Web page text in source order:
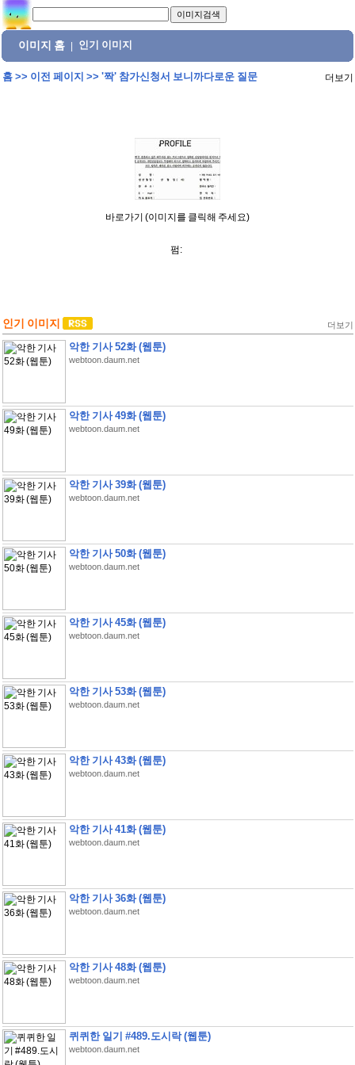
이미지 홈 인기 이미지
홈>> 이전 페이지 >> '짝' 참가신청서 보니까다로운 질문 더보기
바로가기 (이미지를 클릭해 주세요)
펌:
인기 이미지 더보기
악한 기사 52화 (웹툰)
webtoon.daum.net
악한 기사 49화 (웹툰)
webtoon.daum.net
악한 기사 39화 (웹툰)
webtoon.daum.net
악한 기사 50화 (웹툰)
webtoon.daum.net
악한 기사 45화 (웹툰)
webtoon.daum.net
악한 기사 53화 (웹툰)
webtoon.daum.net
악한 기사 43화 (웹툰)
webtoon.daum.net
악한 기사 41화 (웹툰)
webtoon.daum.net
악한 기사 36화 (웹툰)
webtoon.daum.net
악한 기사 48화 (웹툰)
webtoon.daum.net
퀴퀴한 일기 #489.도시락 (웹툰)
webtoon.daum.net